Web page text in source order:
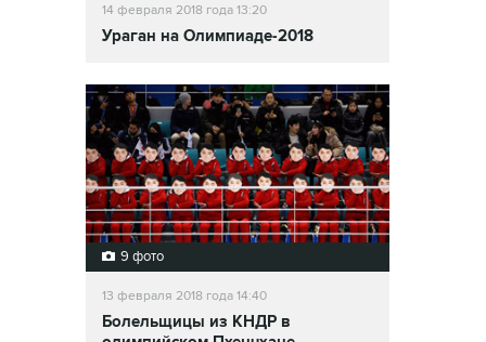
14 февраля 2018 года 13:20
Ураган на Олимпиаде-2018
9 фото
13 февраля 2018 года 14:40
Болельщицы из КНДР в